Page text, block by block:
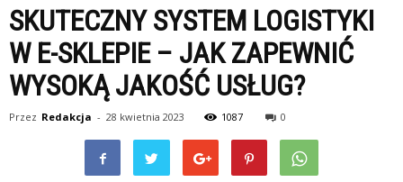
SKUTECZNY SYSTEM LOGISTYKI
W E-SKLEPIE – JAK ZAPEWNIĆ
WYSOKĄ JAKOŚĆ USŁUG?
Przez Redakcja - 28 kwietnia 2023 1087 0